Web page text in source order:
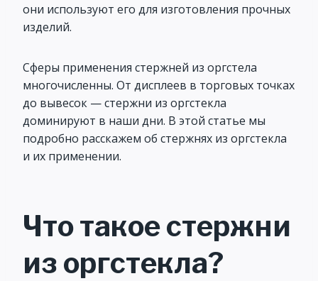
они используют его для изготовления прочных
изделий.
Сферы применения стержней из оргстела
многочисленны. От дисплеев в торговых точках
до вывесок — стержни из оргстекла
доминируют в наши дни. В этой статье мы
подробно расскажем об стержнях из оргстекла
и их применении.
Что такое стержни
из оргстекла?